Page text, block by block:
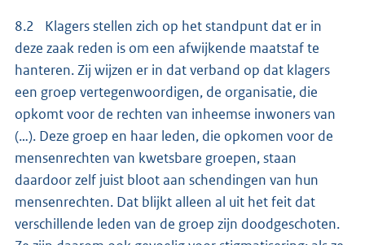
8.2 Klagers stellen zich op het standpunt dat er in
deze zaak reden is om een afwijkende maatstaf te
hanteren. Zij wijzen er in dat verband op dat klagers
een groep vertegenwoordigen, de organisatie, die
opkomt voor de rechten van inheemse inwoners van
(…). Deze groep en haar leden, die opkomen voor de
mensenrechten van kwetsbare groepen, staan
daardoor zelf juist bloot aan schendingen van hun
mensenrechten. Dat blijkt alleen al uit het feit dat
verschillende leden van de groep zijn doodgeschoten.